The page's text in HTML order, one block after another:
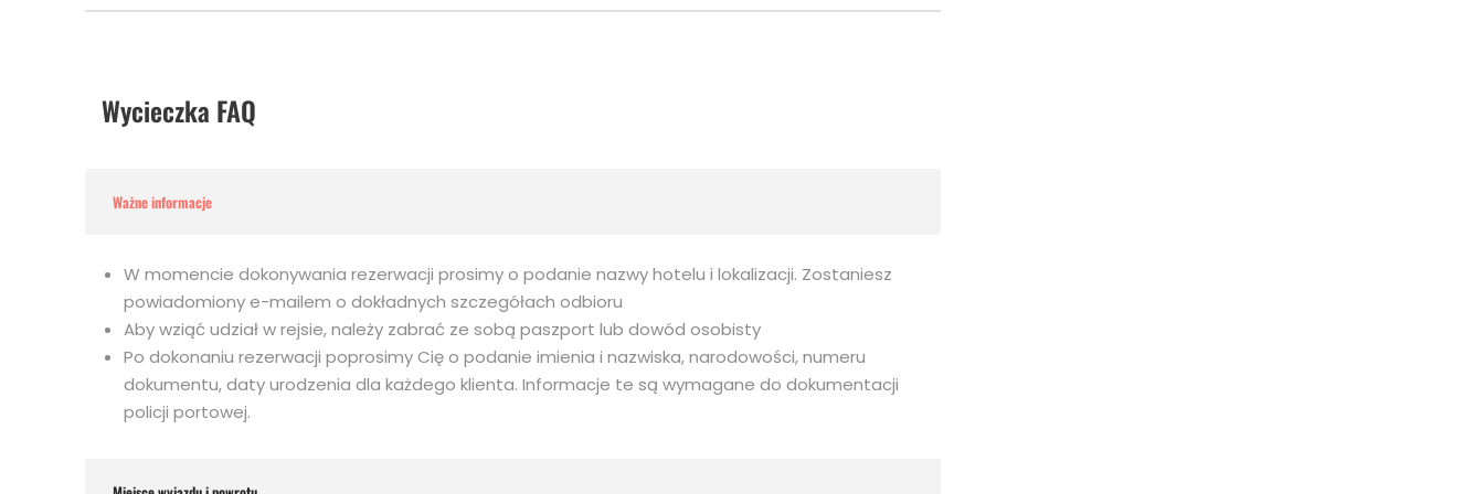
Wycieczka FAQ
Ważne informacje
W momencie dokonywania rezerwacji prosimy o podanie nazwy hotelu i lokalizacji. Zostaniesz
powiadomiony e-mailem o dokładnych szczegółach odbioru
Aby wziąć udział w rejsie, należy zabrać ze sobą paszport lub dowód osobisty
Po dokonaniu rezerwacji poprosimy Cię o podanie imienia i nazwiska, narodowości, numeru
dokumentu, daty urodzenia dla każdego klienta. Informacje te są wymagane do dokumentacji
policji portowej.